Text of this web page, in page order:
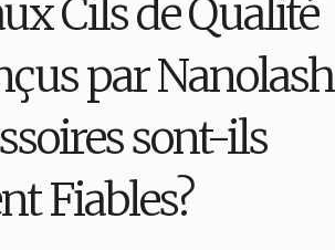
Cils de Qualité
par Nanolash
sont-ils
Fiables?